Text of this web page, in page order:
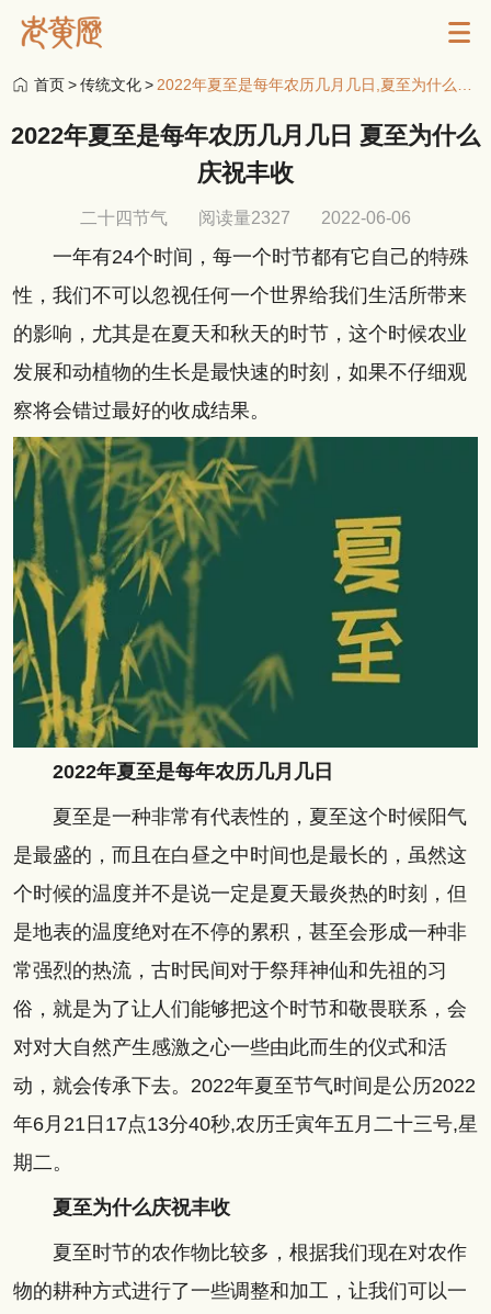
首页>传统文化>
2022年夏至是每年农历几月几日 夏至为什么
庆祝丰收
二十四节气 阅读量2327 2022-06-06
一年有24个时间，每一个时节都有它自己的特殊
性，我们不可以忽视任何一个世界给我们生活所带来
的影响，尤其是在夏天和秋天的时节，这个时候农业
发展和动植物的生长是最快速的时刻，如果不仔细观
察将会错过最好的收成结果。
2022年夏至是每年农历几月几日
夏至是一种非常有代表性的，夏至这个时候阳气
是最盛的，而且在白昼之中时间也是最长的，虽然这
个时候的温度并不是说一定是夏天最炎热的时刻，但
是地表的温度绝对在不停的累积，甚至会形成一种非
常强烈的热流，古时民间对于祭拜神仙和先祖的习
俗，就是为了让人们能够把这个时节和敬畏联系，会
对对大自然产生感激之心一些由此而生的仪式和活
动，就会传承下去。2022年夏至节气时间是公历2022
年6月21日17点13分40秒,农历壬寅年五月二十三号,星
期二。
夏至为什么庆祝丰收
夏至时节的农作物比较多，根据我们现在对农作
物的耕种方式进行了一些调整和加工，让我们可以一